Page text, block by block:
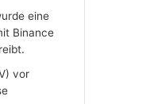
eine
Binance
vor